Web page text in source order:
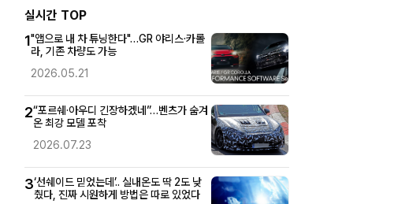
실시간 TOP
1"앱으로 내 차 튜닝한다"…GR 야리스·카롤
라, 기존 차량도 가능
2026.05.21
2“포르쉐·아우디 긴장하겠네”…벤츠가 숨겨
온 최강 모델 포착
2026.07.23
3‘선쉐이드 믿었는데’.. 실내온도 딱 2도 낮
췄다, 진짜 시원하게 방법은 따로 있었다